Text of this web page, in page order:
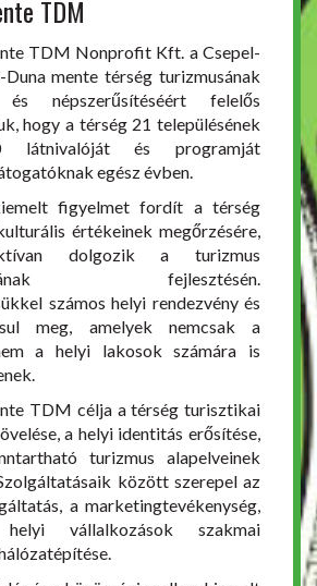
TDM
TDM Nonprofit Kft. a Csepel-
mente térség turizmusának
és népszerűsítéséért felelős
hogy a térség 21 településének
látnivalóját és programját
egész évben.
figyelmet fordít a térség
értékeinek megőrzésére,
dolgozik a turizmus
fejlesztésén.
számos helyi rendezvény és
meg, amelyek nemcsak a
a helyi lakosok számára is
TDM célja a térség turisztikai
a helyi identitás erősítése,
turizmus alapelveinek
között szerepel az
a marketingtevékenység,
vállalkozások szakmai